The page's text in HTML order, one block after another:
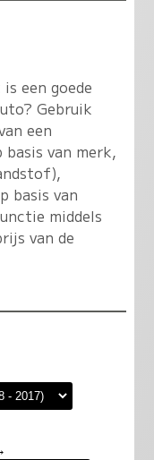
een goede
Gebruik
een
van merk,
basis van
middels
van de